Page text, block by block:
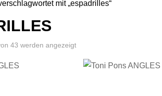
mit „espadrilles“
43 werden angezeigt